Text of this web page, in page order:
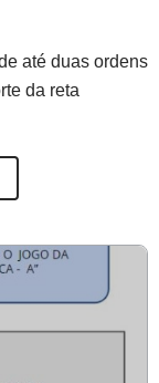
até duas ordens
da reta